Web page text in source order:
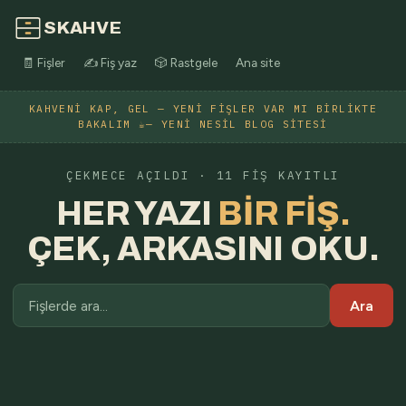
SKAHVE
🧾 Fişler ✍️ Fiş yaz 🎲 Rastgele Ana site
KAHVENI KAP, GEL — YENI FIŞLER VAR MI BIRLIKTE
BAKALIM ☕— YENI NESIL BLOG SITESI
ÇEKMECE AÇILDI · 11 FIŞ KAYITLI
HER YAZI
BIR FIŞ.
ÇEK, ARKASINI OKU.
Ara